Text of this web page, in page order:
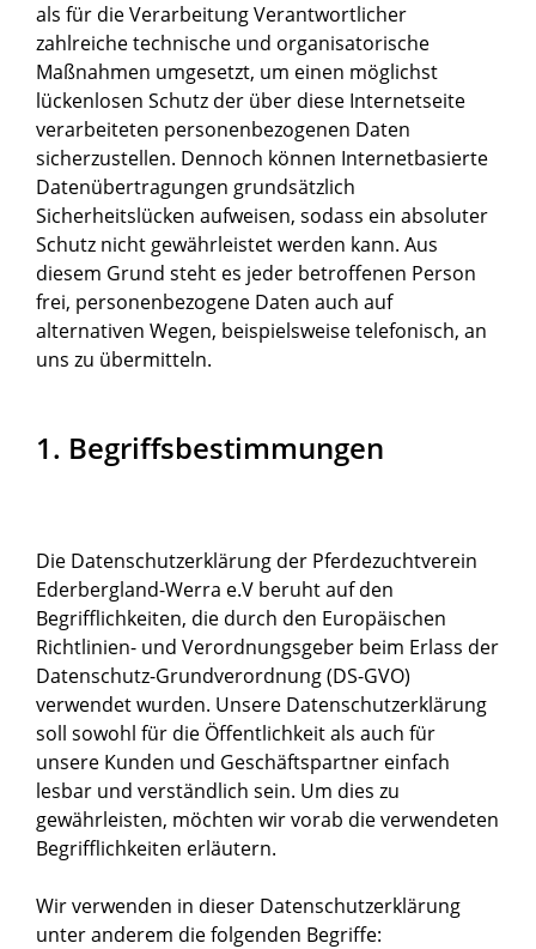
als für die Verarbeitung Verantwortlicher
zahlreiche technische und organisatorische
Maßnahmen umgesetzt, um einen möglichst
lückenlosen Schutz der über diese Internetseite
verarbeiteten personenbezogenen Daten
sicherzustellen. Dennoch können Internetbasierte
Datenübertragungen grundsätzlich
Sicherheitslücken aufweisen, sodass ein absoluter
Schutz nicht gewährleistet werden kann. Aus
diesem Grund steht es jeder betroffenen Person
frei, personenbezogene Daten auch auf
alternativen Wegen, beispielsweise telefonisch, an
uns zu übermitteln.
1. Begriffsbestimmungen
Die Datenschutzerklärung der Pferdezuchtverein
Ederbergland-Werra e.V beruht auf den
Begrifflichkeiten, die durch den Europäischen
Richtlinien- und Verordnungsgeber beim Erlass der
Datenschutz-Grundverordnung (DS-GVO)
verwendet wurden. Unsere Datenschutzerklärung
soll sowohl für die Öffentlichkeit als auch für
unsere Kunden und Geschäftspartner einfach
lesbar und verständlich sein. Um dies zu
gewährleisten, möchten wir vorab die verwendeten
Begrifflichkeiten erläutern.
Wir verwenden in dieser Datenschutzerklärung
unter anderem die folgenden Begriffe: